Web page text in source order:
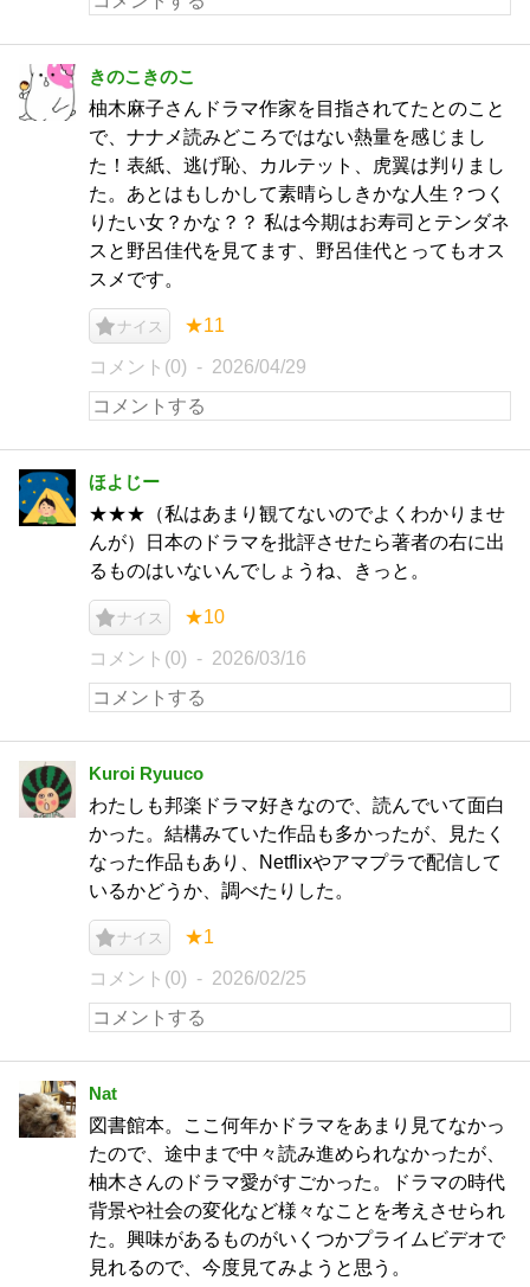
きのこきのこ
柚木麻子さんドラマ作家を目指されてたとのこと
で、ナナメ読みどころではない熱量を感じまし
た！表紙、逃げ恥、カルテット、虎翼は判りまし
た。あとはもしかして素晴らしきかな人生？つく
りたい女？かな？？ 私は今期はお寿司とテンダネ
スと野呂佳代を見てます、野呂佳代とってもオス
スメです。
ナイス ★11
コメント(0) 2026/04/29
ほよじー
★★★（私はあまり観てないのでよくわかりませ
んが）日本のドラマを批評させたら著者の右に出
るものはいないんでしょうね、きっと。
ナイス ★10
コメント(0) 2026/03/16
Kuroi Ryuuco
わたしも邦楽ドラマ好きなので、読んでいて面白
かった。結構みていた作品も多かったが、見たく
なった作品もあり、Netflixやアマプラで配信して
いるかどうか、調べたりした。
ナイス ★1
コメント(0) 2026/02/25
Nat
図書館本。ここ何年かドラマをあまり見てなかっ
たので、途中まで中々読み進められなかったが、
柚木さんのドラマ愛がすごかった。ドラマの時代
背景や社会の変化など様々なことを考えさせられ
た。興味があるものがいくつかプライムビデオで
見れるので、今度見てみようと思う。